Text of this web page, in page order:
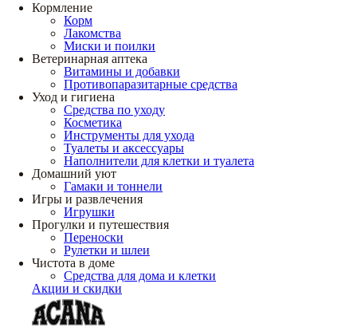
Кормление
Корм
Лакомства
Миски и поилки
Ветеринарная аптека
Витамины и добавки
Противопаразитарные средства
Уход и гигиена
Средства по уходу
Косметика
Инструменты для ухода
Туалеты и аксессуары
Наполнители для клетки и туалета
Домашний уют
Гамаки и тоннели
Игры и развлечения
Игрушки
Прогулки и путешествия
Переноски
Рулетки и шлеи
Чистота в доме
Средства для дома и клетки
Акции и скидки